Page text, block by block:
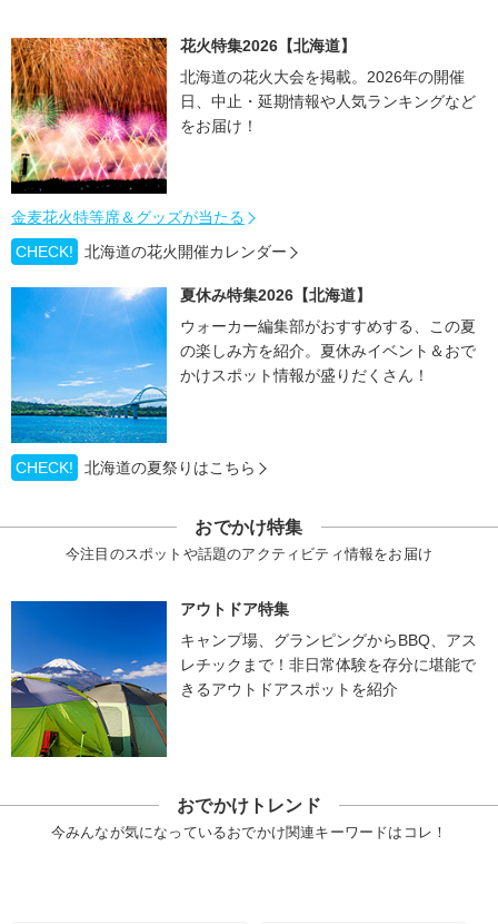
花火特集2026【北海道】
北海道の花火大会を掲載。2026年の開催
日、中止・延期情報や人気ランキングなど
をお届け！
金麦花火特等席＆グッズが当たる
CHECK!
北海道の花火開催カレンダー
夏休み特集2026【北海道】
ウォーカー編集部がおすすめする、この夏
の楽しみ方を紹介。夏休みイベント＆おで
かけスポット情報が盛りだくさん！
CHECK! 北海道の夏祭りはこちら
おでかけ特集
今注目のスポットや話題のアクティビティ情報をお届け
アウトドア特集
キャンプ場、グランピングからBBQ、アス
レチックまで！非日常体験を存分に堪能で
きるアウトドアスポットを紹介
おでかけトレンド
今みんなが気になっているおでかけ関連キーワードはコレ！